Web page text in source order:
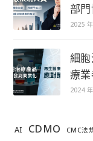
部
2025
細
療
2024
AI CDMO CMC法